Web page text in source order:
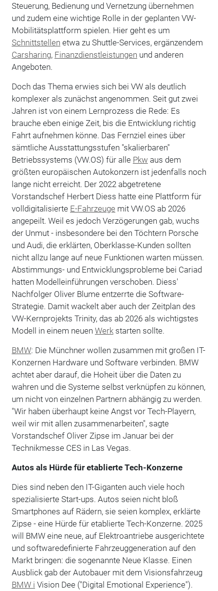
Steuerung, Bedienung und Vernetzung übernehmen
und zudem eine wichtige Rolle in der geplanten VW-
Mobilitätsplattform spielen. Hier geht es um
Schnittstellen etwa zu Shuttle-Services, ergänzendem
Carsharing, Finanzdienstleistungen und anderen
Angeboten.
Doch das Thema erwies sich bei VW als deutlich
komplexer als zunächst angenommen. Seit gut zwei
Jahren ist von einem Lernprozess die Rede: Es
brauche eben einige Zeit, bis die Entwicklung richtig
Fahrt aufnehmen könne. Das Fernziel eines über
sämtliche Ausstattungsstufen "skalierbaren"
Betriebssystems (VW.OS) für alle Pkw aus dem
größten europäischen Autokonzern ist jedenfalls noch
lange nicht erreicht. Der 2022 abgetretene
Vorstandschef Herbert Diess hatte eine Plattform für
volldigitalisierte E-Fahrzeuge mit VW.OS ab 2026
angepeilt. Weil es jedoch Verzögerungen gab, wuchs
der Unmut - insbesondere bei den Töchtern Porsche
und Audi, die erklärten, Oberklasse-Kunden sollten
nicht allzu lange auf neue Funktionen warten müssen.
Abstimmungs- und Entwicklungsprobleme bei Cariad
hatten Modelleinführungen verschoben. Diess'
Nachfolger Oliver Blume entzerrte die Software-
Strategie. Damit wackelt aber auch der Zeitplan des
VW-Kernprojekts Trinity, das ab 2026 als wichtigstes
Modell in einem neuen Werkstarten sollte.
BMW: Die Münchner wollen zusammen mit großen IT-
Konzernen Hardware und Software verbinden. BMW
achtet aber darauf, die Hoheit über die Daten zu
wahren und die Systeme selbst verknüpfen zu können,
um nicht von einzelnen Partnern abhängig zu werden.
"Wir haben überhaupt keine Angst vor Tech-Playern,
weil wir mit allen zusammenarbeiten", sagte
Vorstandschef Oliver Zipse im Januar bei der
Technikmesse CES in Las Vegas.
Autos als Hürde für etablierte Tech-Konzerne
Dies sind neben den IT-Giganten auch viele hoch
spezialisierte Start-ups. Autos seien nicht bloß
Smartphones auf Rädern, sie seien komplex, erklärte
Zipse - eine Hürde für etablierte Tech-Konzerne. 2025
will BMW eine neue, auf Elektroantriebe ausgerichtete
und softwaredefinierte Fahrzeuggeneration auf den
Markt bringen: die sogenannte Neue Klasse. Einen
Ausblick gab der Autobauer mit dem Visionsfahrzeug
BMW i Vision Dee ("Digital Emotional Experience").